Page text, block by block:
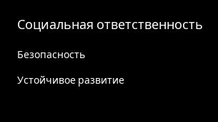
Социальная ответственность
Безопасность
Устойчивое развитие